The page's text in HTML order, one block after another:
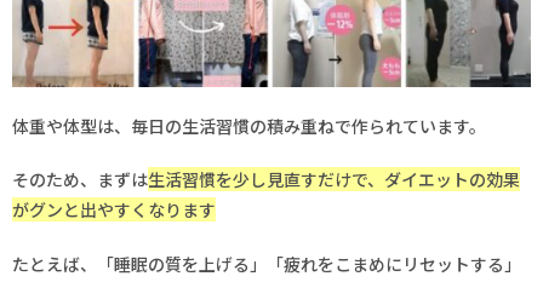
体重や体型は、毎日の生活習慣の積み重ねで作られています。
そのため、まずは生活習慣を少し見直すだけで、ダイエットの効果
がグンと出やすくなります
たとえば、「睡眠の質を上げる」「疲れをこまめにリセットする」